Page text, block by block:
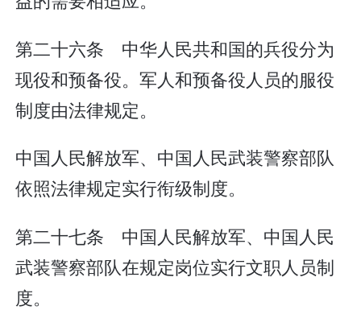
第二十六条 中华人民共和国的兵役分为
现役和预备役。军人和预备役人员的服役
制度由法律规定。
中国人民解放军、中国人民武装警察部队
依照法律规定实行衔级制度。
第二十七条 中国人民解放军、中国人民
武装警察部队在规定岗位实行文职人员制
度。